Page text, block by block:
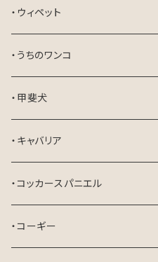
・ウィペット
・うちのワンコ
・甲斐犬
・キャバリア
・コッカースパニエル
・コーギー